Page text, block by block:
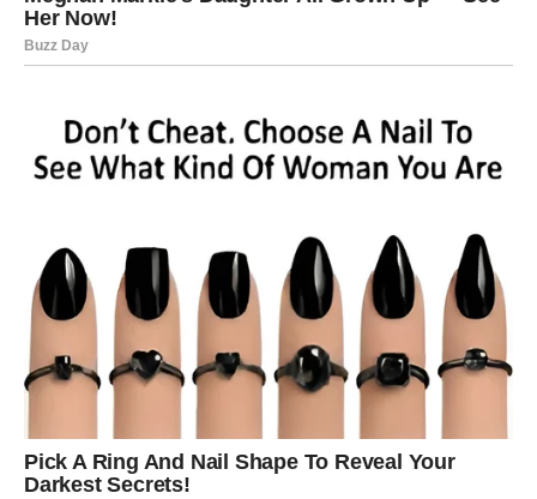
odnos, porodicu ili unutrašnji mir.
Ovo je period u kojem Rak donosi važne odluke iz srca – i
Ključ moći: Slušajte unutrašnji glas – on vas vodi tačno
tamo gde treba.
JARAC – Moć odluke i lične
kontrole
strpljenja konačno vide, ali i dani u kojima mora da
preseče ono što mu više ne služi. Ovo je moćna faza jer